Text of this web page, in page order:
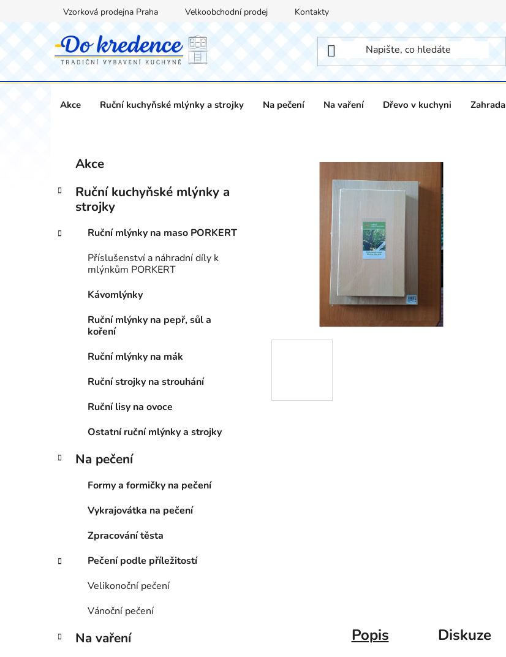
obsah
Vzorková prodejna Praha Velkoobchodní prodej Kontakty
Akce Ruční kuchyňské mlýnky a strojky Na pečení Na vaření Dřevo v kuchyni Zahrada
s
a
Přeskočit
kategorie
e
r
Akce
Ruční kuchyňské mlýnky a
strojky
Ruční mlýnky na maso PORKERT
Příslušenství a náhradní díly k
mlýnkům PORKERT
Kávomlýnky
Ruční mlýnky na pepř, sůl a
koření
Ruční mlýnky na mák
Ruční strojky na strouhání
Ruční lisy na ovoce
Ostatní ruční mlýnky a strojky
Na pečení
Formy a formičky na pečení
Vykrajovátka na pečení
Zpracování těsta
Pečení podle příležitostí
Velikonoční pečení
Vánoční pečení
Na vaření Popis Diskuze